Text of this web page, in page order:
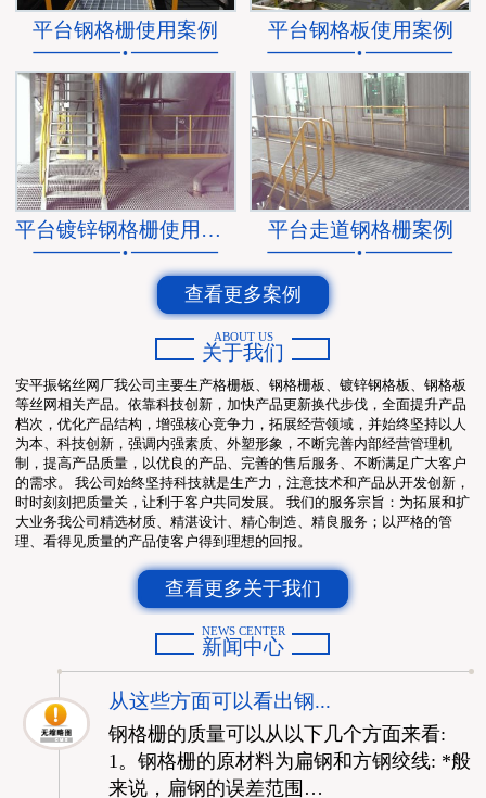
平台钢格栅使用案例 平台钢格板使用案例
平台镀锌钢格栅使用案例 平台走道钢格栅案例
查看更多案例
ABOUT US
关于我们
安平振铭丝网厂我公司主要生产格栅板、钢格栅板、镀锌钢格板、钢格板
等丝网相关产品。依靠科技创新，加快产品更新换代步伐，全面提升产品
档次，优化产品结构，增强核心竞争力，拓展经营领域，并始终坚持以人
为本、科技创新，强调内强素质、外塑形象，不断完善内部经营管理机
制，提高产品质量，以优良的产品、完善的售后服务、不断满足广大客户
的需求。 我公司始终坚持科技就是生产力，注意技术和产品从开发创新，
时时刻刻把质量关，让利于客户共同发展。 我们的服务宗旨：为拓展和扩
大业务我公司精选材质、精湛设计、精心制造、精良服务；以严格的管
理、看得见质量的产品使客户得到理想的回报。
查看更多关于我们
NEWS CENTER
新闻中心
从这些方面可以看出钢...
钢格栅的质量可以从以下几个方面来看:
1。钢格栅的原材料为扁钢和方钢绞线: *般
来说，扁钢的误差范围…